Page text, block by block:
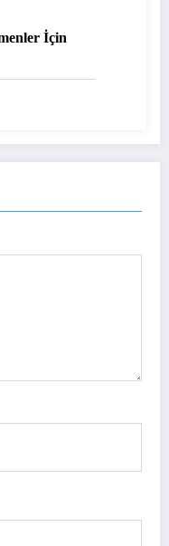
İçin